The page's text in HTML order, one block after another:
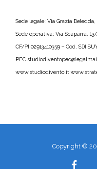
Sede legale: Via Grazia
Sede operativa: Via Scaparra,
CF/PI 02913410359 – Cod. SDI
PEC
www.studiodivento.it
Copyright ©